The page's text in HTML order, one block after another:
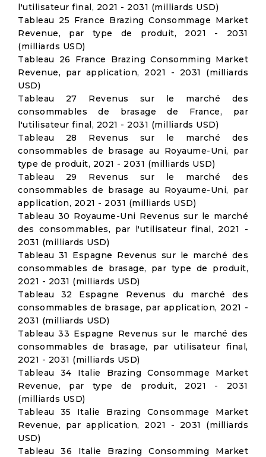
l'utilisateur final, 2021 - 2031 (milliards USD)
Tableau 25 France Brazing Consommage Market
Revenue, par type de produit, 2021 - 2031
(milliards USD)
Tableau 26 France Brazing Consomming Market
Revenue, par application, 2021 - 2031 (milliards
USD)
Tableau 27 Revenus sur le marché des
consommables de brasage de France, par
l'utilisateur final, 2021 - 2031 (milliards USD)
Tableau 28 Revenus sur le marché des
consommables de brasage au Royaume-Uni, par
type de produit, 2021 - 2031 (milliards USD)
Tableau 29 Revenus sur le marché des
consommables de brasage au Royaume-Uni, par
application, 2021 - 2031 (milliards USD)
Tableau 30 Royaume-Uni Revenus sur le marché
des consommables, par l'utilisateur final, 2021 -
2031 (milliards USD)
Tableau 31 Espagne Revenus sur le marché des
consommables de brasage, par type de produit,
2021 - 2031 (milliards USD)
Tableau 32 Espagne Revenus du marché des
consommables de brasage, par application, 2021 -
2031 (milliards USD)
Tableau 33 Espagne Revenus sur le marché des
consommables de brasage, par utilisateur final,
2021 - 2031 (milliards USD)
Tableau 34 Italie Brazing Consommage Market
Revenue, par type de produit, 2021 - 2031
(milliards USD)
Tableau 35 Italie Brazing Consommage Market
Revenue, par application, 2021 - 2031 (milliards
USD)
Tableau 36 Italie Brazing Consomming Market